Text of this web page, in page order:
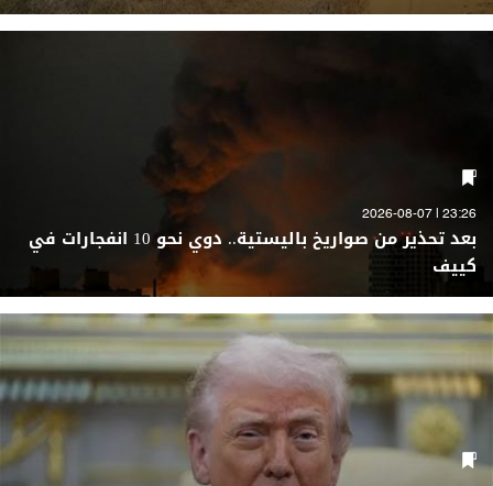
23:26 | 2026-08-07
بعد تحذير من صواريخ باليستية.. دوي نحو 10 انفجارات في
كييف